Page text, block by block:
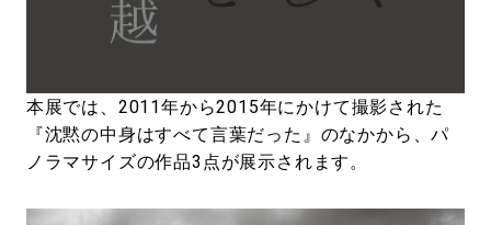
本展では、2011年から2015年にかけて撮影された
『沈黙の中身はすべて言葉だった』のなかから、パ
ノラマサイズの作品3点が展示されます。